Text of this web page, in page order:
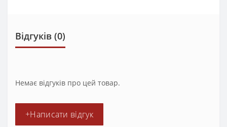
Відгуків (0)
Немає відгуків про цей товар.
+Написати відгук